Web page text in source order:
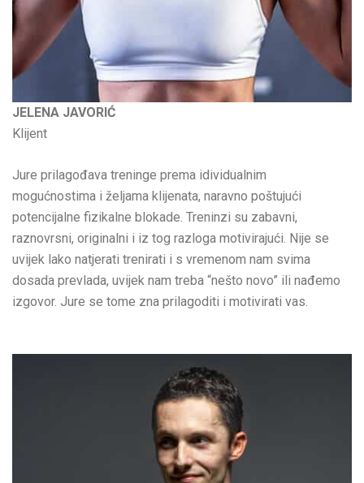
JELENA JAVORIĆ
Klijent
Jure prilagođava treninge prema idividualnim
mogućnostima i željama klijenata, naravno poštujući
potencijalne fizikalne blokade. Treninzi su zabavni,
raznovrsni, originalni i iz tog razloga motivirajući. Nije se
uvijek lako natjerati trenirati i s vremenom nam svima
dosada prevlada, uvijek nam treba “nešto novo” ili nađemo
izgovor. Jure se tome zna prilagoditi i motivirati vas.